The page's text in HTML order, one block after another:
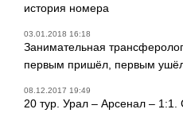
история номера
03.01.2018 16:18
Занимательная
первым пришёл, первым
08.12.2017 19:49
20 тур. Урал – Арсенал – 1:1.